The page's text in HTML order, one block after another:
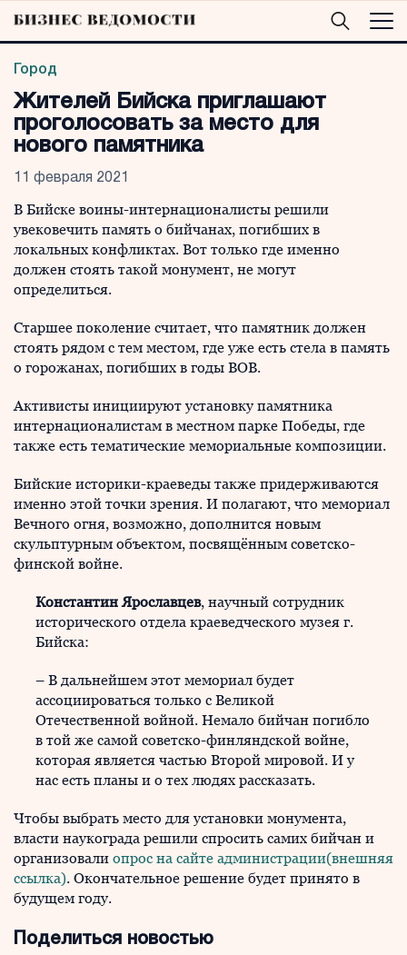
Город
Жителей Бийска приглашают
проголосовать за место для
нового памятника
11 февраля 2021
В Бийске воины-интернационалисты решили
увековечить память о бийчанах, погибших в
локальных конфликтах. Вот только где именно
должен стоять такой монумент, не могут
определиться.
Старшее поколение считает, что памятник должен
стоять рядом с тем местом, где уже есть стела в память
о горожанах, погибших в годы ВОВ.
Активисты инициируют установку памятника
интернационалистам в местном парке Победы, где
также есть тематические мемориальные композиции.
Бийские историки-краеведы также придерживаются
именно этой точки зрения. И полагают, что мемориал
Вечного огня, возможно, дополнится новым
скульптурным объектом, посвящённым советско-
финской войне.
Константин Ярославцев, научный сотрудник
исторического отдела краеведческого музея г.
Бийска:
– В дальнейшем этот мемориал будет
ассоциироваться только с Великой
Отечественной войной. Немало бийчан погибло
в той же самой советско-финляндской войне,
которая является частью Второй мировой. И у
нас есть планы и о тех людях рассказать.
Чтобы выбрать место для установки монумента,
власти наукограда решили спросить самих бийчан и
организовали опрос на сайте администрации(внешняя
ссылка). Окончательное решение будет принято в
будущем году.
Поделиться новостью